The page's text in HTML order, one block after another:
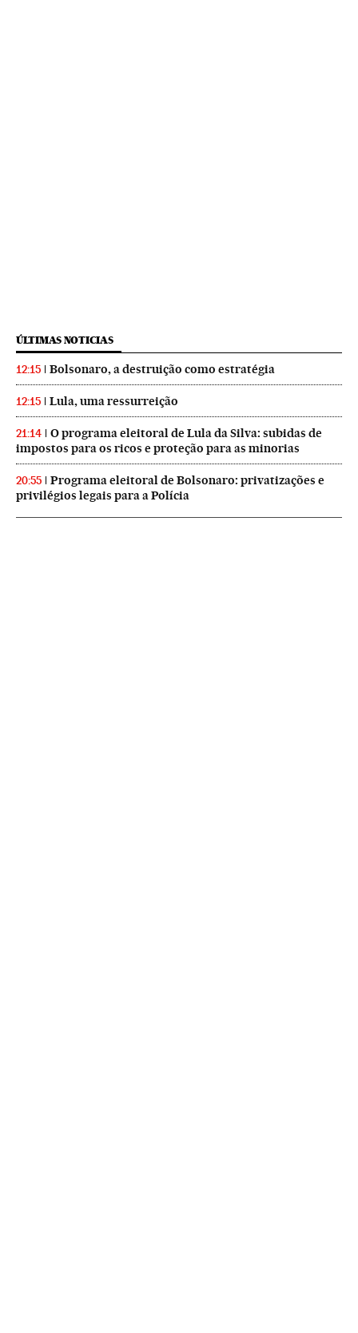
ÚLTIMAS NOTICIAS
12:15 Bolsonaro, a destruição como estratégia
12:15 Lula, uma ressurreição
21:14
O programa eleitoral de Lula da Silva: subidas de
impostos para os ricos e proteção para as minorias
20:55
Programa eleitoral de Bolsonaro: privatizações e
privilégios legais para a Polícia